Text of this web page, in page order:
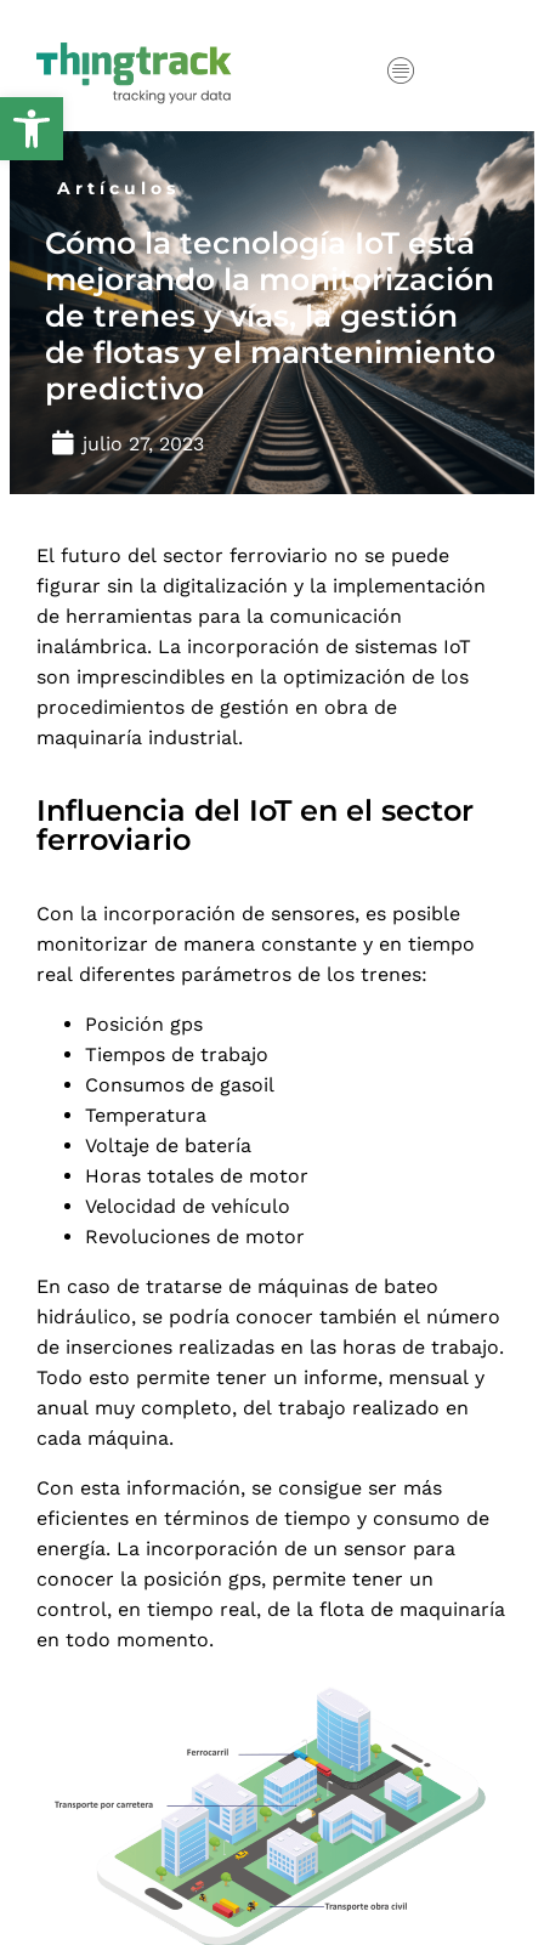
Abrir barra de herramientas
Artículos
Cómo la tecnología IoT está
mejorando la monitorización
de trenes y vías, la gestión
de flotas y el mantenimiento
predictivo
julio 27, 2023
El futuro del sector ferroviario no se puede
figurar sin la digitalización y la implementación
de herramientas para la comunicación
inalámbrica. La incorporación de sistemas IoT
son imprescindibles en la optimización de los
procedimientos de gestión en obra de
maquinaría industrial.
Influencia del IoT en el sector
ferroviario
Con la incorporación de sensores, es posible
monitorizar de manera constante y en tiempo
real diferentes parámetros de los trenes:
Posición gps
Tiempos de trabajo
Consumos de gasoil
Temperatura
Voltaje de batería
Horas totales de motor
Velocidad de vehículo
Revoluciones de motor
En caso de tratarse de máquinas de bateo
hidráulico, se podría conocer también el número
de inserciones realizadas en las horas de trabajo.
Todo esto permite tener un informe, mensual y
anual muy completo, del trabajo realizado en
cada máquina.
Con esta información, se consigue ser más
eficientes en términos de tiempo y consumo de
energía. La incorporación de un sensor para
conocer la posición gps, permite tener un
control, en tiempo real, de la flota de maquinaría
en todo momento.